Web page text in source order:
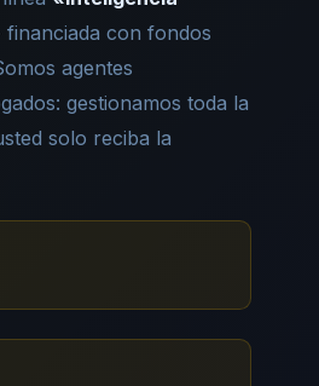
financiada con fondos
agentes
gestionamos toda la
solo reciba la